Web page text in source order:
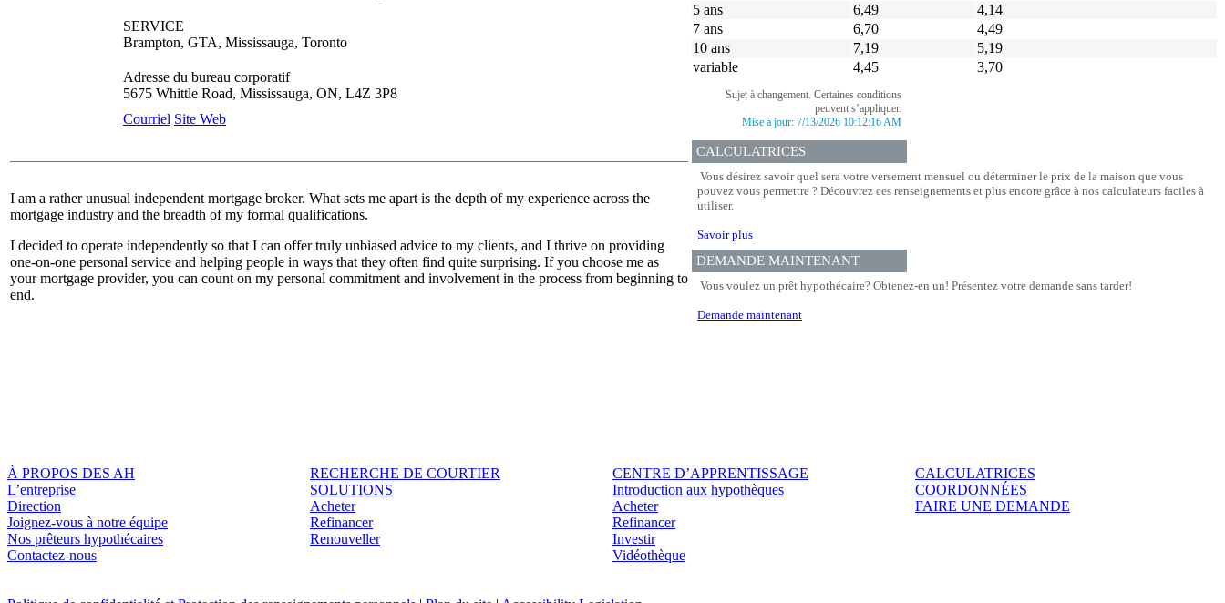
SERVICE
Brampton, GTA, Mississauga, Toronto
Adresse du bureau corporatif
5675 Whittle Road, Mississauga, ON, L4Z 3P8
Courriel Site Web
I am a rather unusual independent mortgage broker. What sets me apart is the depth of my experience across the
mortgage industry and the breadth of my formal qualifications.
I decided to operate independently so that I can offer truly unbiased advice to my clients, and I thrive on providing
one-on-one personal service and helping people in ways that they often find quite surprising. If you choose me as
your mortgage provider, you can count on my personal commitment and involvement in the process from beginning to
end.
5 ans
6,49
4,14
7 ans
6,70
4,49
10 ans
7,19
5,19
variable
4,45 3,70
Sujet à changement. Certaines conditions
peuvent s’appliquer.
Mise à jour: 7/13/2026 10:12:16 AM
CALCULATRICES
Vous désirez savoir quel sera votre versement mensuel ou déterminer le prix de la maison que vous
pouvez vous permettre ? Découvrez ces renseignements et plus encore grâce à nos calculateurs faciles à
utiliser.
Savoir plus
DEMANDE MAINTENANT
Vous voulez un prêt hypothécaire? Obtenez-en un! Présentez votre demande sans tarder!
Demande maintenant
À PROPOS DES AH
L’entreprise
Direction
Joignez-vous à notre équipe
Nos prêteurs hypothécaires
Contactez-nous
RECHERCHE DE COURTIER
SOLUTIONS
Acheter
Refinancer
Renouveller
CENTRE D’APPRENTISSAGE
Introduction aux hypothèques
Acheter
Refinancer
Investir
Vidéothèque
CALCULATRICES
COORDONNÉES
FAIRE UNE DEMANDE